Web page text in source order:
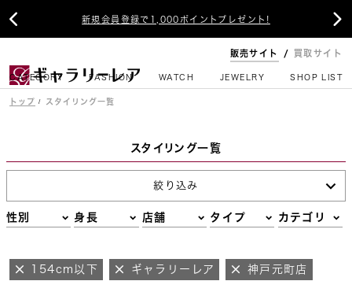
新規会員登録で1,000ポイントプレゼント!
 
販売サイト 買取サイト
CATEGORY FASHION WATCH JEWELRY SHOP LIST
トップ スタイリング一覧
スタイリング一覧
絞り込み
性別 身長 店舗 タイプ カテゴリ
154cm以下 ギャラリーレア 神戸元町店